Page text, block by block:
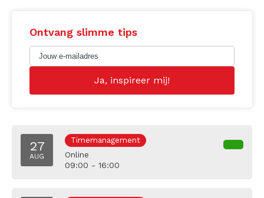
Ontvang slimme tips
27
AUG
Timemanagement
Online
09:00 - 16:00